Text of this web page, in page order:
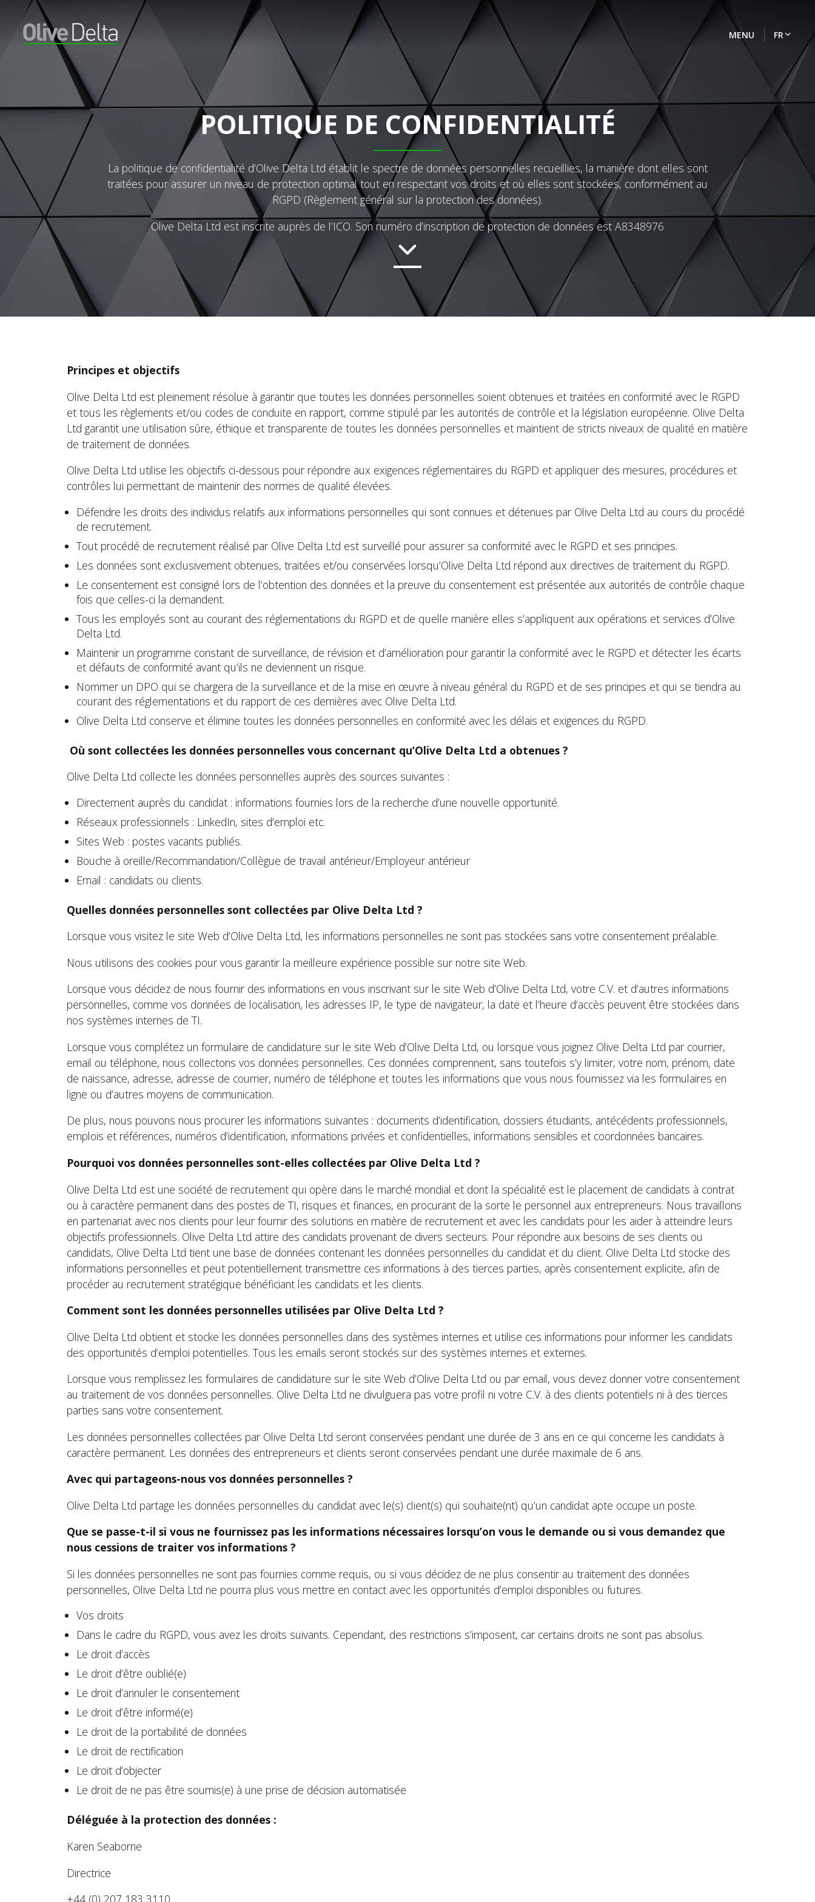
MENU FR
DE
Principes et objectifs
Olive Delta Ltd est pleinement résolue à garantir que toutes les données personnelles soient obtenues et traitées en conformité avec le RGPD
et tous les règlements et/ou codes de conduite en rapport, comme stipulé par les autorités de contrôle et la législation européenne. Olive Delta
Ltd garantit une utilisation sûre, éthique et transparente de toutes les données personnelles et maintient de stricts niveaux de qualité en matière
de traitement de données.
Olive Delta Ltd utilise les objectifs ci-dessous pour répondre aux exigences réglementaires du RGPD et appliquer des mesures, procédures et
contrôles lui permettant de maintenir des normes de qualité élevées.
Défendre les droits des individus relatifs aux informations personnelles qui sont connues et détenues par Olive Delta Ltd au cours du procédé
de recrutement.
Tout procédé de recrutement réalisé par Olive Delta Ltd est surveillé pour assurer sa conformité avec le RGPD et ses principes.
Les données sont exclusivement obtenues, traitées et/ou conservées lorsqu’Olive Delta Ltd répond aux directives de traitement du RGPD.
Le consentement est consigné lors de l’obtention des données et la preuve du consentement est présentée aux autorités de contrôle chaque
fois que celles-ci la demandent.
Tous les employés sont au courant des réglementations du RGPD et de quelle manière elles s’appliquent aux opérations et services d’Olive
Delta Ltd.
Maintenir un programme constant de surveillance, de révision et d’amélioration pour garantir la conformité avec le RGPD et détecter les écarts
et défauts de conformité avant qu’ils ne deviennent un risque.
Nommer un DPO qui se chargera de la surveillance et de la mise en œuvre à niveau général du RGPD et de ses principes et qui se tiendra au
courant des réglementations et du rapport de ces dernières avec Olive Delta Ltd.
Olive Delta Ltd conserve et élimine toutes les données personnelles en conformité avec les délais et exigences du RGPD.
Où sont collectées les données personnelles vous concernant qu’Olive Delta Ltd a obtenues ?
Olive Delta Ltd collecte les données personnelles auprès des sources suivantes :
Directement auprès du candidat : informations fournies lors de la recherche d’une nouvelle opportunité.
Réseaux professionnels : LinkedIn, sites d’emploi etc.
Sites Web : postes vacants publiés.
Bouche à oreille/Recommandation/Collègue de travail antérieur/Employeur antérieur
Email : candidats ou clients.
Quelles données personnelles sont collectées par Olive Delta Ltd ?
Lorsque vous visitez le site Web d’Olive Delta Ltd, les informations personnelles ne sont pas stockées sans votre consentement préalable.
Nous utilisons des cookies pour vous garantir la meilleure expérience possible sur notre site Web.
Lorsque vous décidez de nous fournir des informations en vous inscrivant sur le site Web d’Olive Delta Ltd, votre C.V. et d’autres informations
personnelles, comme vos données de localisation, les adresses IP, le type de navigateur, la date et l’heure d’accès peuvent être stockées dans
nos systèmes internes de TI.
Lorsque vous complétez un formulaire de candidature sur le site Web d’Olive Delta Ltd, ou lorsque vous joignez Olive Delta Ltd par courrier,
email ou téléphone, nous collectons vos données personnelles. Ces données comprennent, sans toutefois s’y limiter, votre nom, prénom, date
de naissance, adresse, adresse de courrier, numéro de téléphone et toutes les informations que vous nous fournissez via les formulaires en
ligne ou d’autres moyens de communication.
De plus, nous pouvons nous procurer les informations suivantes : documents d’identification, dossiers étudiants, antécédents professionnels,
emplois et références, numéros d’identification, informations privées et confidentielles, informations sensibles et coordonnées bancaires.
Pourquoi vos données personnelles sont-elles collectées par Olive Delta Ltd ?
Olive Delta Ltd est une société de recrutement qui opère dans le marché mondial et dont la spécialité est le placement de candidats à contrat
ou à caractère permanent dans des postes de TI, risques et finances, en procurant de la sorte le personnel aux entrepreneurs. Nous travaillons
en partenariat avec nos clients pour leur fournir des solutions en matière de recrutement et avec les candidats pour les aider à atteindre leurs
objectifs professionnels. Olive Delta Ltd attire des candidats provenant de divers secteurs. Pour répondre aux besoins de ses clients ou
candidats, Olive Delta Ltd tient une base de données contenant les données personnelles du candidat et du client. Olive Delta Ltd stocke des
informations personnelles et peut potentiellement transmettre ces informations à des tierces parties, après consentement explicite, afin de
procéder au recrutement stratégique bénéficiant les candidats et les clients.
Comment sont les données personnelles utilisées par Olive Delta Ltd ?
Olive Delta Ltd obtient et stocke les données personnelles dans des systèmes internes et utilise ces informations pour informer les candidats
des opportunités d’emploi potentielles. Tous les emails seront stockés sur des systèmes internes et externes.
Lorsque vous remplissez les formulaires de candidature sur le site Web d’Olive Delta Ltd ou par email, vous devez donner votre consentement
au traitement de vos données personnelles. Olive Delta Ltd ne divulguera pas votre profil ni votre C.V. à des clients potentiels ni à des tierces
parties sans votre consentement.
Les données personnelles collectées par Olive Delta Ltd seront conservées pendant une durée de 3 ans en ce qui concerne les candidats à
caractère permanent. Les données des entrepreneurs et clients seront conservées pendant une durée maximale de 6 ans.
Avec qui partageons-nous vos données personnelles ?
Olive Delta Ltd partage les données personnelles du candidat avec le(s) client(s) qui souhaite(nt) qu’un candidat apte occupe un poste.
Que se passe-t-il si vous ne fournissez pas les informations nécessaires lorsqu’on vous le demande ou si vous demandez que
nous cessions de traiter vos informations ?
Si les données personnelles ne sont pas fournies comme requis, ou si vous décidez de ne plus consentir au traitement des données
personnelles, Olive Delta Ltd ne pourra plus vous mettre en contact avec les opportunités d’emploi disponibles ou futures.
Vos droits
Dans le cadre du RGPD, vous avez les droits suivants. Cependant, des restrictions s’imposent, car certains droits ne sont pas absolus.
Le droit d’accès
Le droit d’être oublié(e)
Le droit d’annuler le consentement
Le droit d’être informé(e)
Le droit de la portabilité de données
Le droit de rectification
Le droit d’objecter
Le droit de ne pas être soumis(e) à une prise de décision automatisée
Déléguée à la protection des données :
Karen Seaborne
Directrice
+44 (0) 207 183 3110